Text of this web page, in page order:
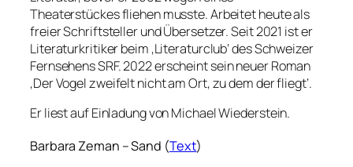
Theaterstückes fliehen musste. Arbeitet heute als
freier Schriftsteller und Übersetzer. Seit 2021 ist er
Literaturkritiker beim ‚Literaturclub‘ des Schweizer
Fernsehens SRF. 2022 erscheint sein neuer Roman
‚Der Vogel zweifelt nicht am Ort, zu dem der fliegt‘.
Er liest auf Einladung von Michael Wiederstein.
Barbara Zeman – Sand (Text)